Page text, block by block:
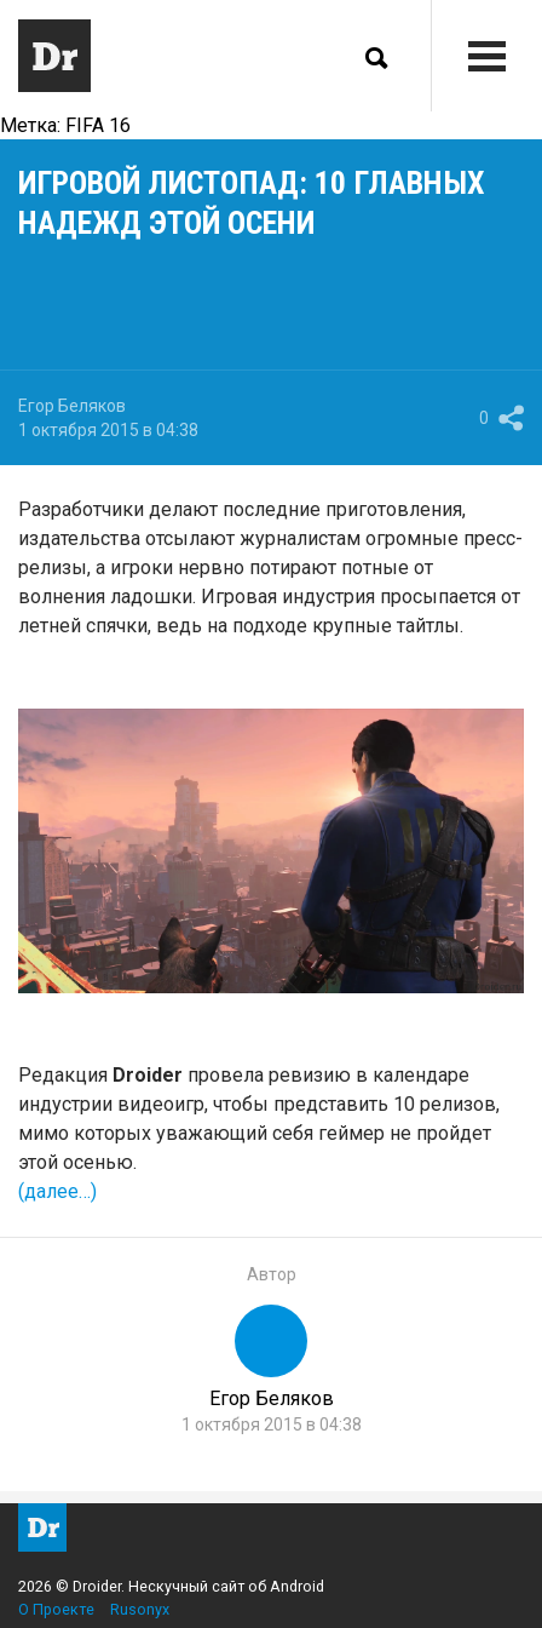
Метка: FIFA 16
ИГРОВОЙ ЛИСТОПАД: 10 ГЛАВНЫХ
НАДЕЖД ЭТОЙ ОСЕНИ
Егор Беляков
1 октября 2015 в 04:38
0
Разработчики делают последние приготовления,
издательства отсылают журналистам огромные пресс-
релизы, а игроки нервно потирают потные от
волнения ладошки. Игровая индустрия просыпается от
летней спячки, ведь на подходе крупные тайтлы.
Редакция Droider провела ревизию в календаре
индустрии видеоигр, чтобы представить 10 релизов,
мимо которых уважающий себя геймер не пройдет
этой осенью.
(далее…)
Автор
Егор Беляков
1 октября 2015 в 04:38
2026 © Droider. Нескучный сайт об Android
О Проекте
Rusonyx